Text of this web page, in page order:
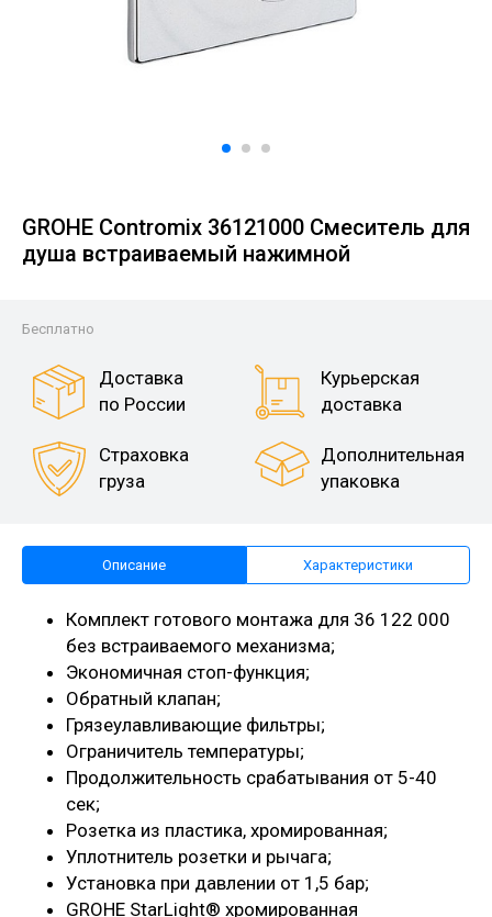
GROHE Contromix 36121000 Смеситель для
душа встраиваемый нажимной
Бесплатно
Доставка
по России
Курьерская
доставка
Страховка
груза
Дополнительная
упаковка
Описание Характеристики
Комплект готового монтажа для 36 122 000
без встраиваемого механизма;
Экономичная стоп-функция;
Обратный клапан;
Грязеулавливающие фильтры;
Ограничитель температуры;
Продолжительность срабатывания от 5-40
сек;
Розетка из пластика, хромированная;
Уплотнитель розетки и рычага;
Установка при давлении от 1,5 бар;
GROHE StarLight® хромированная